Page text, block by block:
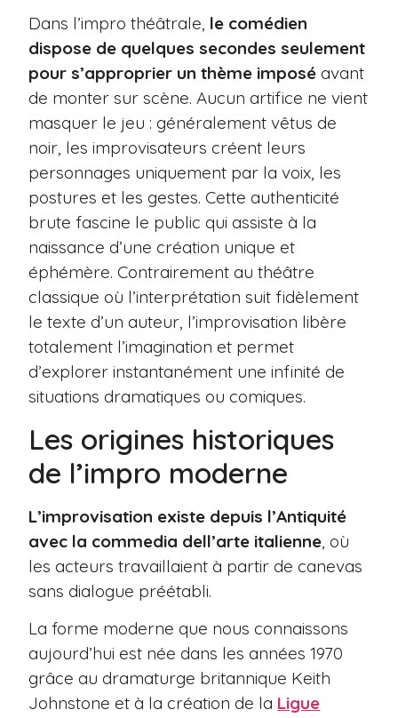
Dans l’impro théâtrale, le comédien
dispose de quelques secondes seulement
pour s’approprier un thème imposé avant
de monter sur scène. Aucun artifice ne vient
masquer le jeu : généralement vêtus de
noir, les improvisateurs créent leurs
personnages uniquement par la voix, les
postures et les gestes. Cette authenticité
brute fascine le public qui assiste à la
naissance d’une création unique et
éphémère. Contrairement au théâtre
classique où l’interprétation suit fidèlement
le texte d’un auteur, l’improvisation libère
totalement l’imagination et permet
d’explorer instantanément une infinité de
situations dramatiques ou comiques.
Les origines historiques
de l’impro moderne
L’improvisation existe depuis l’Antiquité
avec la commedia dell’arte italienne , où
les acteurs travaillaient à partir de canevas
sans dialogue préétabli.
La forme moderne que nous connaissons
aujourd’hui est née dans les années 1970
grâce au dramaturge britannique Keith
Johnstone et à la création de la Ligue